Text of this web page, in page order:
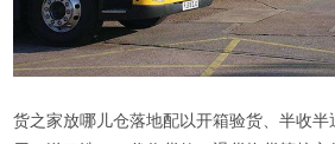
货之家放哪儿仓落地配以开箱验货、半收